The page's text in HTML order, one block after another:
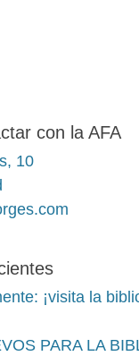
con la AFA
10
¡visita la
PARA LA